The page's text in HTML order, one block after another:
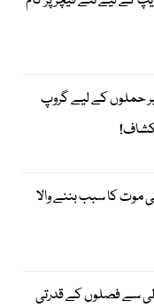
حملوں کے لیے گروپ
افراد کی موت کا سبب بننے والا
سے فصلوں کے قدرتی